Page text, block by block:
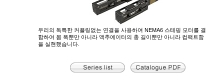
우리의 독특한 커플링없는 연결을 사용하여 NEMA6 스테핑 모터를 결
합하여 몸 폭뿐만 아니라 액추에이터의 총 길이뿐만 아니라 컴팩트함
을 실현했습니다.